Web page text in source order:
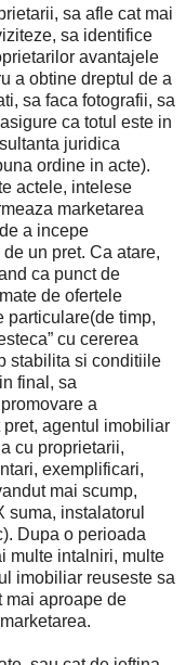
sa afle cat mai
sa identifice
avantajele
a obtine dreptul de a
sa faca fotografii, sa
ca totul este in
juridica
ordine in acte).
actele, intelese
marketarea
a incepe
un pret. Ca atare,
ca punct de
de ofertele
particulare(de timp,
cu cererea
stabilita si conditiile
final, sa
a
agentul imobiliar
cu proprietarii,
exemplificari,
mai scump,
suma, instalatorul
Dupa o perioada
multe intalniri, multe
imobiliar reuseste sa
mai aproape de